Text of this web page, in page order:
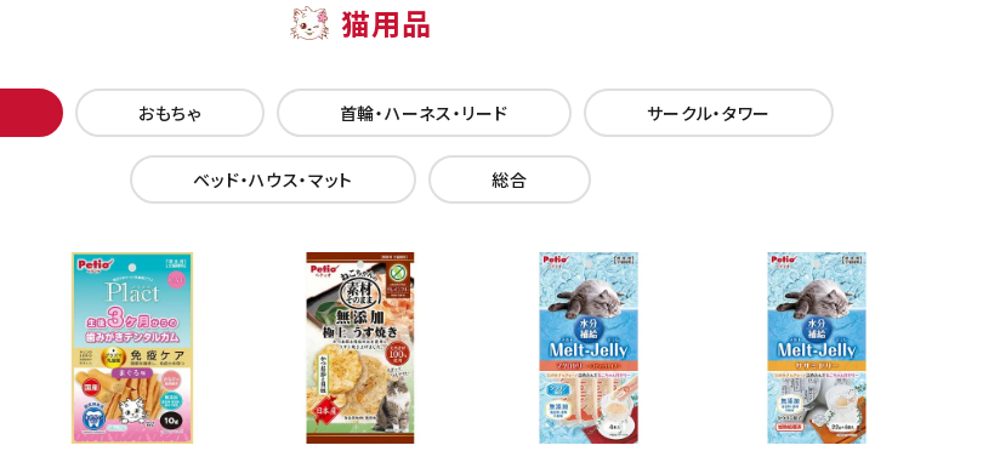
猫用品
おもちゃ 首輪・ハーネス・リード サークル・タワー
ベッド・ハウス・マット 総合